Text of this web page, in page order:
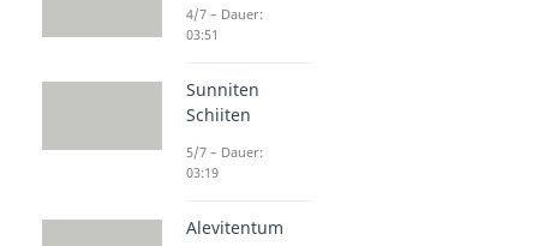
4/7 – Dauer:
03:51
Sunniten
Schiiten
5/7 – Dauer:
03:19
Alevitentum